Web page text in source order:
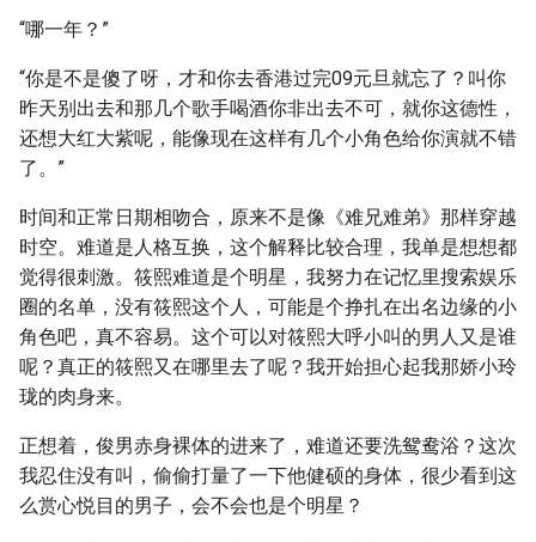
“哪一年？”
“你是不是傻了呀，才和你去香港过完09元旦就忘了？叫你
昨天别出去和那几个歌手喝酒你非出去不可，就你这德性，
还想大红大紫呢，能像现在这样有几个小角色给你演就不错
了。”
时间和正常日期相吻合，原来不是像《难兄难弟》那样穿越
时空。难道是人格互换，这个解释比较合理，我单是想想都
觉得很刺激。筱熙难道是个明星，我努力在记忆里搜索娱乐
圈的名单，没有筱熙这个人，可能是个挣扎在出名边缘的小
角色吧，真不容易。这个可以对筱熙大呼小叫的男人又是谁
呢？真正的筱熙又在哪里去了呢？我开始担心起我那娇小玲
珑的肉身来。
正想着，俊男赤身裸体的进来了，难道还要洗鸳鸯浴？这次
我忍住没有叫，偷偷打量了一下他健硕的身体，很少看到这
么赏心悦目的男子，会不会也是个明星？